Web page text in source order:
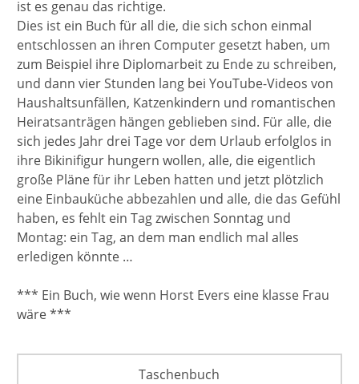
ist es genau das richtige.
Dies ist ein Buch für all die, die sich schon einmal
entschlossen an ihren Computer gesetzt haben, um
zum Beispiel ihre Diplomarbeit zu Ende zu schreiben,
und dann vier Stunden lang bei YouTube-Videos von
Haushaltsunfällen, Katzenkindern und romantischen
Heiratsanträgen hängen geblieben sind. Für alle, die
sich jedes Jahr drei Tage vor dem Urlaub erfolglos in
ihre Bikinifigur hungern wollen, alle, die eigentlich
große Pläne für ihr Leben hatten und jetzt plötzlich
eine Einbauküche abbezahlen und alle, die das Gefühl
haben, es fehlt ein Tag zwischen Sonntag und
Montag: ein Tag, an dem man endlich mal alles
erledigen könnte …
*** Ein Buch, wie wenn Horst Evers eine klasse Frau
wäre ***
Taschenbuch